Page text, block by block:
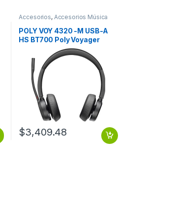
Accesorios, Accesorios Música
POLY VOY 4320 -M USB-A
HS BT700 Poly Voyager
4320 Microsoft Teams
Certified USB-A Headset
+BT700 dongle (218475-02)
$3,409.48